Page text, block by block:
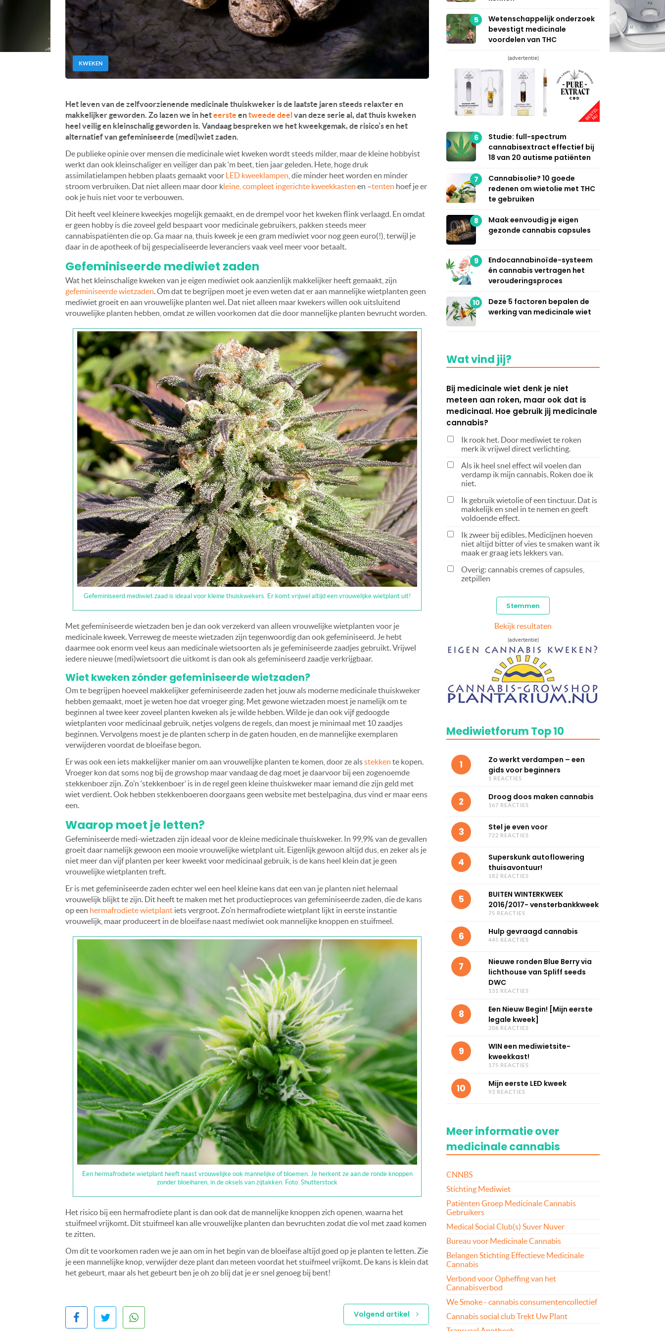
KWEKEN
Het leven van de zelfvoorzienende medicinale thuiskweker is de laatste jaren steeds relaxter en
makkelijker geworden. Zo lazen we in heteerste entweede deel van deze serie al, dat thuis kweken
heel veilig en kleinschalig geworden is. Vandaag bespreken we het kweekgemak, de risico’s en het
alternatief van gefeminiseerde (medi)wiet zaden.
De publieke opinie over mensen die medicinale wiet kweken wordt steeds milder, maar de kleine hobbyist
werkt dan ook kleinschaliger en veiliger dan pak ‘m beet, tien jaar geleden. Hete, hoge druk
assimilatielampen hebben plaats gemaakt voor
LED kweeklampen , die minder heet worden en minder
stroom verbruiken. Dat niet alleen maar door kleine, compleet ingerichte kweekkasten en –tenten hoef je er
ook je huis niet voor te verbouwen.
Dit heeft veel kleinere kweekjes mogelijk gemaakt, en de drempel voor het kweken flink verlaagd. En omdat
er geen hobby is die zoveel geld bespaart voor medicinale gebruikers, pakken steeds meer
cannabispatiënten die op. Ga maar na, thuis kweek je een gram mediwiet voor nog geen euro(!), terwijl je
daar in de apotheek of bij gespecialiseerde leveranciers vaak veel meer voor betaalt.
Gefeminiseerde mediwiet zaden
Wat het kleinschalige kweken van je eigen mediwiet ook aanzienlijk makkelijker heeft gemaakt, zijn
gefeminiseerde wietzaden. Om dat te begrijpen moet je even weten dat er aan mannelijke wietplanten geen
mediwiet groeit en aan vrouwelijke planten wel. Dat niet alleen maar kwekers willen ook uitsluitend
vrouwelijke planten hebben, omdat ze willen voorkomen dat die door mannelijke planten bevrucht worden.
Gefeminiseerd mediwiet zaad is ideaal voor kleine thuiskwekers. Er komt vrijwel altijd een vrouwelijke wietplant uit!
Met gefeminiseerde wietzaden ben je dan ook verzekerd van alleen vrouwelijke wietplanten voor je
medicinale kweek. Verreweg de meeste wietzaden zijn tegenwoordig dan ook gefeminiseerd. Je hebt
daarmee ook enorm veel keus aan medicinale wietsoorten als je gefeminiseerde zaadjes gebruikt. Vrijwel
iedere nieuwe (medi)wietsoort die uitkomt is dan ook als gefeminiseerd zaadje verkrijgbaar.
Wiet kweken zónder gefeminiseerde wietzaden?
Om te begrijpen hoeveel makkelijker gefeminiseerde zaden het jouw als moderne medicinale thuiskweker
hebben gemaakt, moet je weten hoe dat vroeger ging. Met gewone wietzaden moest je namelijk om te
beginnen al twee keer zoveel planten kweken als je wilde hebben. Wilde je dan ook vijf gedoogde
wietplanten voor medicinaal gebruik, netjes volgens de regels, dan moest je minimaal met 10 zaadjes
beginnen. Vervolgens moest je de planten scherp in de gaten houden, en de mannelijke exemplaren
verwijderen voordat de bloeifase begon.
Er was ook een iets makkelijker manier om aan vrouwelijke planten te komen, door ze alsstekken te kopen.
Vroeger kon dat soms nog bij de growshop maar vandaag de dag moet je daarvoor bij een zogenoemde
stekkenboer zijn. Zo’n ‘stekkenboer’ is in de regel geen kleine thuiskweker maar iemand die zijn geld met
wiet verdient. Ook hebben stekkenboeren doorgaans geen website met bestelpagina, dus vind er maar eens
een.
Waarop moet je letten?
Gefeminiseerde medi-wietzaden zijn ideaal voor de kleine medicinale thuiskweker. In 99,9% van de gevallen
groeit daar namelijk gewoon een mooie vrouwelijke wietplant uit. Eigenlijk gewoon altijd dus, en zeker als je
niet meer dan vijf planten per keer kweekt voor medicinaal gebruik, is de kans heel klein dat je geen
vrouwelijke wietplanten treft.
Er is met gefeminiseerde zaden echter wel een heel kleine kans dat een van je planten niet helemaal
vrouwelijk blijkt te zijn. Dit heeft te maken met het productieproces van gefeminiseerde zaden, die de kans
op een hermafrodiete wietplant iets vergroot. Zo’n hermafrodiete wietplant lijkt in eerste instantie
vrouwelijk, maar produceert in de bloeifase naast mediwiet ook mannelijke knoppen en stuifmeel.
Een hermafrodiete wietplant heeft naast vrouwelijke ook mannelijke of bloemen. Je herkent ze aan de ronde knoppen
zonder bloeiharen, in de oksels van zijtakken. Foto: Shutterstock
Het risico bij een hermafrodiete plant is dan ook dat de mannelijke knoppen zich openen, waarna het
stuifmeel vrijkomt. Dit stuifmeel kan alle vrouwelijke planten dan bevruchten zodat die vol met zaad komen
te zitten.
Om dit te voorkomen raden we je aan om in het begin van de bloeifase altijd goed op je planten te letten. Zie
je een mannelijke knop, verwijder deze plant dan meteen voordat het stuifmeel vrijkomt. De kans is klein dat
het gebeurt, maar als het gebeurt ben je oh zo blij dat je er snel genoeg bij bent!
Volgend artikel
5
Wetenschappelijk onderzoek
bevestigt medicinale
voordelen van THC
(advertentie)
6
Studie: full-spectrum
cannabisextract effectief bij
18 van 20 autisme patiënten
7
Cannabisolie? 10 goede
redenen om wietolie met THC
te gebruiken
8
Maak eenvoudig je eigen
gezonde cannabis capsules
9
Endocannabinoïde-systeem
én cannabis vertragen het
verouderingsproces
10
Deze 5 factoren bepalen de
werking van medicinale wiet
Wat vind jij?
Bij medicinale wiet denk je niet
meteen aan roken, maar ook dat is
medicinaal. Hoe gebruik jij medicinale
cannabis?
Ik rook het. Door mediwiet te roken
merk ik vrijwel direct verlichting.
Als ik heel snel effect wil voelen dan
verdamp ik mijn cannabis. Roken doe ik
niet.
Ik gebruik wietolie of een tinctuur. Dat is
makkelijk en snel in te nemen en geeft
voldoende effect.
Ik zweer bij edibles. Medicijnen hoeven
niet altijd bitter of vies te smaken want ik
maak er graag iets lekkers van.
Overig: cannabis cremes of capsules,
zetpillen
Bekijk resultaten
(advertentie)
Mediwietforum Top 10
1
Zo werkt verdampen – een
gids voor beginners
1 REACTIES
2 Droog doos maken cannabis
167 REACTIES
3 Stel je even voor
722 REACTIES
4
Superskunk autoflowering
thuisavontuur!
182 REACTIES
5
BUITEN WINTERKWEEK
2016/2017- vensterbankkweek
75 REACTIES
6 Hulp gevraagd cannabis
445 REACTIES
7
Nieuwe ronden Blue Berry via
lichthouse van Spliff seeds
DWC
131 REACTIES
8
Een Nieuw Begin! [Mijn eerste
legale kweek]
206 REACTIES
9
WIN een mediwietsite-
kweekkast!
175 REACTIES
10 Mijn eerste LED kweek
93 REACTIES
Meer informatie over
medicinale cannabis
CNNBS
Stichting Mediwiet
Patiënten Groep Medicinale Cannabis
Gebruikers
Medical Social Club(s) Suver Nuver
Bureau voor Medicinale Cannabis
Belangen Stichting Effectieve Medicinale
Cannabis
Verbond voor Opheffing van het
Cannabisverbod
We Smoke - cannabis consumentencollectief
Cannabis social club Trekt Uw Plant